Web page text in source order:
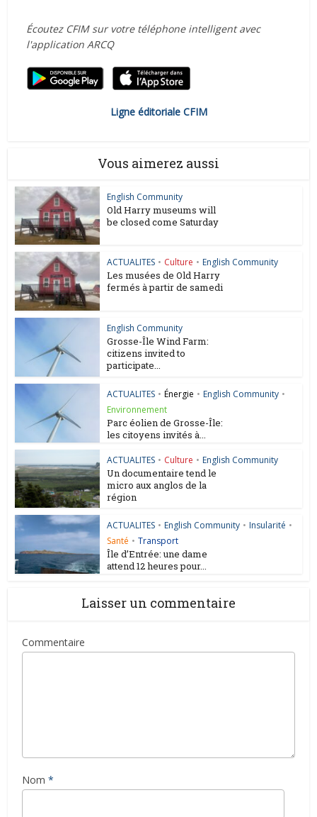
Écoutez CFIM sur votre téléphone intelligent avec
l'application ARCQ
Ligne éditoriale CFIM
Vous aimerez aussi
English Community
Old Harry museums will
be closed come Saturday
ACTUALITES • Culture • English Community
Les musées de Old Harry
fermés à partir de samedi
English Community
Grosse-Île Wind Farm:
citizens invited to
participate...
ACTUALITES • Énergie • English Community •
Environnement
Parc éolien de Grosse-Île:
les citoyens invités à...
ACTUALITES • Culture • English Community
Un documentaire tend le
micro aux anglos de la
région
ACTUALITES • English Community • Insularité •
Santé • Transport
Île d’Entrée: une dame
attend 12 heures pour...
Laisser un commentaire
Commentaire
Nom *